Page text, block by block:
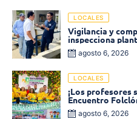
LOCALES
Vigilancia y
inspecciona
agosto 6, 2026
LOCALES
¡Los profesores
Encuentro
2026 en Ciénaga
agosto 6, 2026